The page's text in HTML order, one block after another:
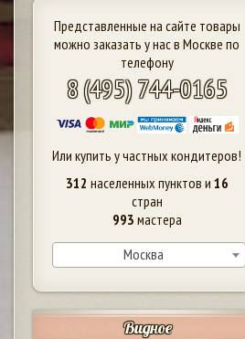
Представленные на сайте товары
можно заказать у нас в Москве по
телефону
8 (495) 744-0165
Или купить у частных кондитеров!
312 населенных пунктов и 16
стран
993 мастера
Москва
Видное